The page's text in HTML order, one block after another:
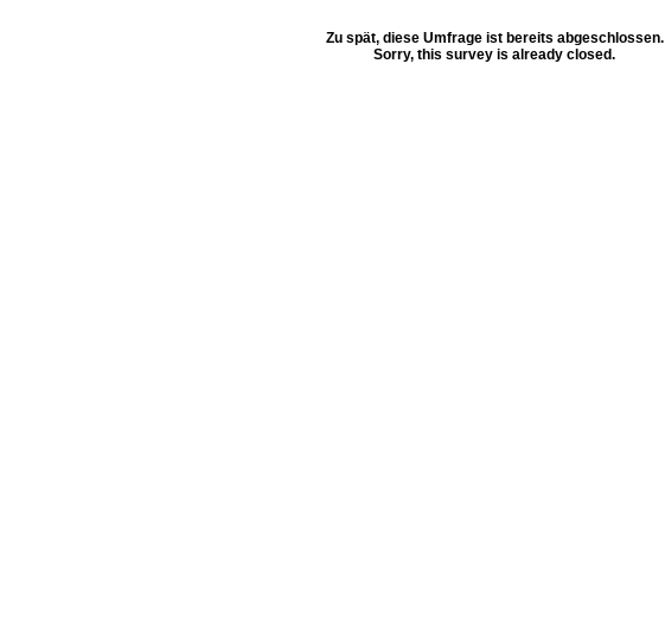
Zu spät, diese Umfrage ist bereits abgeschlossen.
Sorry, this survey is already closed.